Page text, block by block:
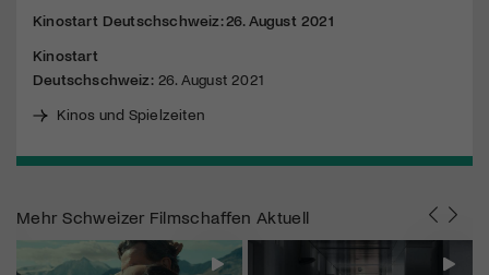
Kinostart Deutschschweiz: 26. August 2021
Kinostart
Deutschschweiz:26. August 2021
Kinos und Spielzeiten
MehrSchweizer Filmschaffen Aktuell